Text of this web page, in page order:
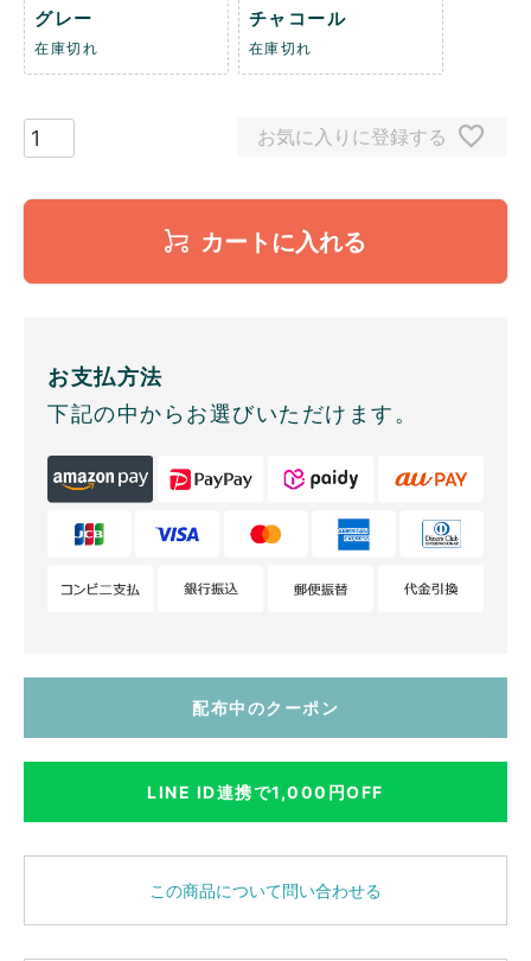
グレー
在庫切れ
チャコール
在庫切れ
お気に入りに登録する
カートに入れる
お支払方法
下記の中からお選びいただけます。
配布中のクーポン
LINE ID連携で1,000円OFF
この商品について問い合わせる